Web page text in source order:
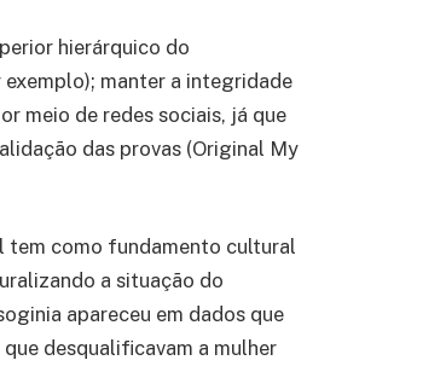
hierárquico do
manter a integridade
meio de redes sociais, já que
das provas (Original My
tem como fundamento cultural
a situação do
apareceu em dados que
desqualificavam a mulher